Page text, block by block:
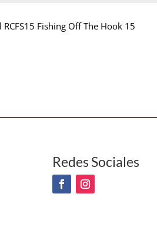
Fishing Off The Hook 15
Redes Sociales